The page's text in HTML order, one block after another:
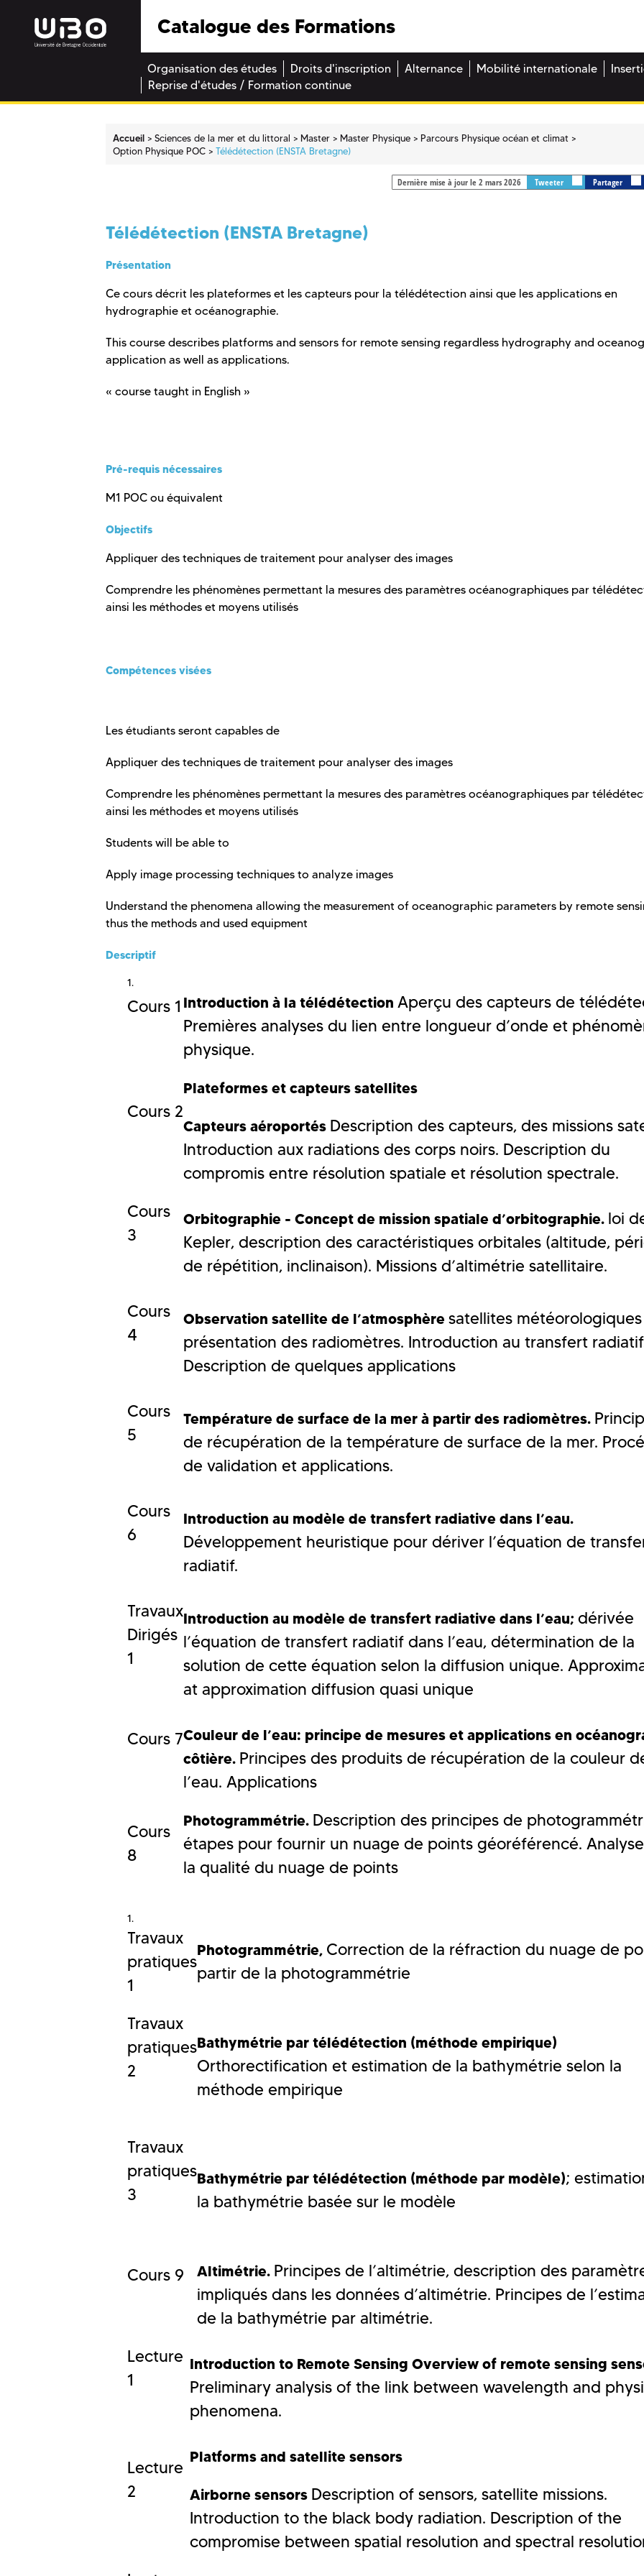
Catalogue des Formations
Organisation des études Droits d'inscription Alternance Mobilité internationale
Reprise d'études / Formation continue
Accueil Sciences de la mer et du littoral Master Master Physique
Parcours Physique océan et climat
Option Physique POC
Télédétection (ENSTA Bretagne)
Dernière mise à jour le 2 mars 2026 Tweeter Partager
Télédétection (ENSTA Bretagne)
Présentation
Ce cours décrit les plateformes et les capteurs pour la télédétection ainsi que les applications en
hydrographie et océanographie.
This course describes platforms and sensors for remote sensing regardless hydrography and
application as well as applications.
« course taught in English »
Pré-requis nécessaires
M1 POC ou équivalent
Objectifs
Appliquer des techniques de traitement pour analyser des images
Comprendre les phénomènes permettant la mesures des paramètres océanographiques par
ainsi les méthodes et moyens utilisés
Compétences visées
Les étudiants seront capables de
Appliquer des techniques de traitement pour analyser des images
Comprendre les phénomènes permettant la mesures des paramètres océanographiques par
ainsi les méthodes et moyens utilisés
Students will be able to
Apply image processing techniques to analyze images
Understand the phenomena allowing the measurement of oceanographic parameters by remote
thus the methods and used equipment
Descriptif
Cours 1 Introduction à la télédétection Aperçu des capteurs de
Premières analyses du lien entre longueur d’onde et
physique.
Cours 2
Plateformes et capteurs satellites
Capteurs aéroportés Description des capteurs, des missions
Introduction aux radiations des corps noirs. Description du
compromis entre résolution spatiale et résolution spectrale.
Cours
3
Orbitographie - Concept de mission spatiale d’orbitographie. loi
Kepler, description des caractéristiques orbitales (altitude,
de répétition, inclinaison). Missions d’altimétrie satellitaire.
Cours
4
Observation satellite de l’atmosphère satellites
présentation des radiomètres. Introduction au transfert
Description de quelques applications
Cours
5
Température de surface de la mer à partir des radiomètres.
de récupération de la température de surface de la mer.
de validation et applications.
Cours
6
Introduction au modèle de transfert radiative dans l’eau.
Développement heuristique pour dériver l’équation de
radiatif.
Travaux
Dirigés
1
Introduction au modèle de transfert radiative dans l’eau; dérivée
l’équation de transfert radiatif dans l’eau, détermination de la
solution de cette équation selon la diffusion unique.
at approximation diffusion quasi unique
Cours 7Couleur de l’eau: principe de mesures et applications en
côtière. Principes des produits de récupération de la couleur
l’eau. Applications
Cours
8
Photogrammétrie. Description des principes de
étapes pour fournir un nuage de points géoréférencé.
la qualité du nuage de points
Travaux
pratiques
1
Photogrammétrie, Correction de la réfraction du nuage de
partir de la photogrammétrie
Travaux
pratiques
2
Bathymétrie par télédétection (méthode empirique)
Orthorectification et estimation de la bathymétrie selon la
méthode empirique
Travaux
pratiques
3
Bathymétrie par télédétection (méthode par modèle);
la bathymétrie basée sur le modèle
Cours 9 Altimétrie. Principes de l’altimétrie, description des
impliqués dans les données d’altimétrie. Principes de
de la bathymétrie par altimétrie.
Lecture
1
Introduction to Remote Sensing Overview of remote sensing
Preliminary analysis of the link between wavelength and
phenomena.
Lecture
2
Platforms and satellite sensors
Airborne sensors Description of sensors, satellite missions.
Introduction to the black body radiation. Description of the
compromise between spatial resolution and spectral